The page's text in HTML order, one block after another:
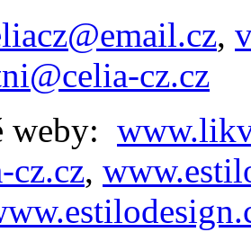
,
cz.cz
weby:
cz.cz,